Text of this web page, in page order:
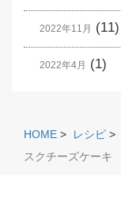
2022年11月 (11)
2022年4月 (1)
HOME > レシピ >
スクチーズケーキ